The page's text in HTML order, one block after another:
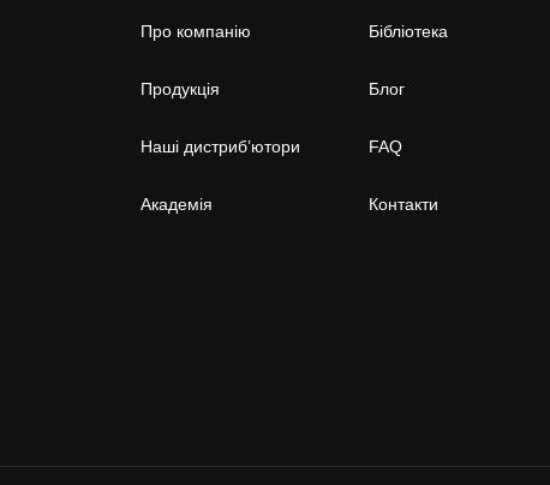
Про компанію
Продукція
Наші дистриб’ютори
Академія
Бібліотека
Блог
FAQ
Контакти